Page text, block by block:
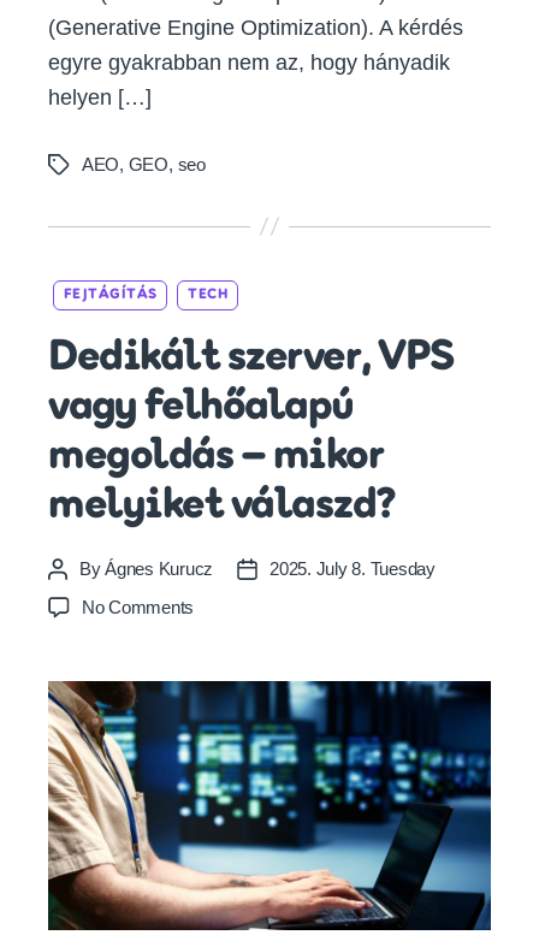
(Generative Engine Optimization). A kérdés
egyre gyakrabban nem az, hogy hányadik
helyen […]
TagsAEO, GEO, seo
FEJTÁGÍTÁS TECH
Dedikált szerver, VPS
vagy felhőalapú
megoldás – mikor
melyiket válaszd?
Post
author
ByÁgnes Kurucz
Post2025. July 8. Tuesday
No Comments
VPS
felhőalapú
megoldás
–
mikor
melyiket
válaszd?